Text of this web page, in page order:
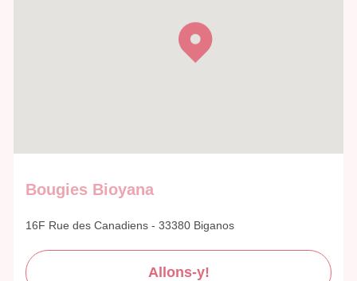
Bougies Bioyana
16F Rue des Canadiens - 33380 Biganos
Allons-y!